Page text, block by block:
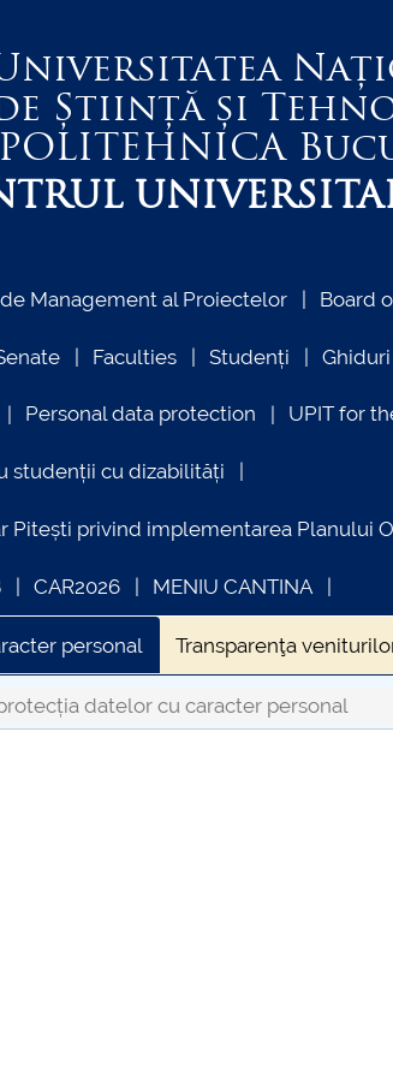
Știință și
POLITEHNICA
Management al Proiectelor Board
Faculties Studenți
Personal data protection UPIT for
studenții cu dizabilități
Pitești privind implementarea Planului
CAR2026 MENIU CANTINA
personal Transparenţa
datelor cu caracter personal